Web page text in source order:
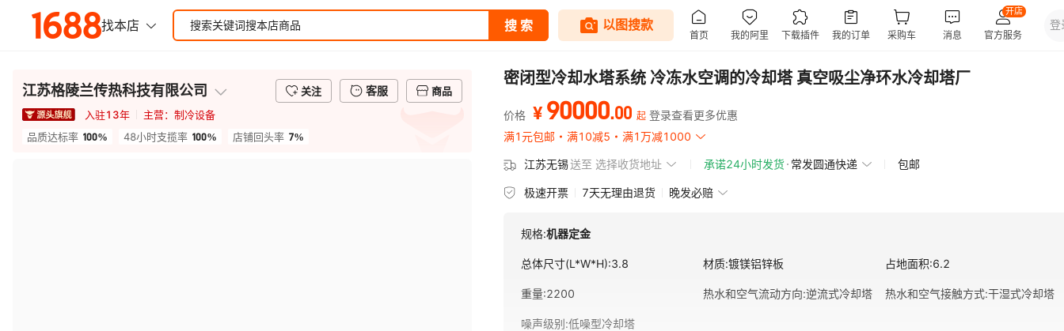
江苏格陵兰传热科技有限公司 关注 客服
商品
入驻13年 主营：制冷设备
品质达标率 100% 48小时支揽率 100% 店铺回头率 7%
密闭型冷却水塔系统 冷冻水空调的冷却塔 真空吸尘净环水冷却塔厂
价格 ¥ 90000.00 起 登录查看更多优惠
满1元包邮
满10减5 满1万减1000
江苏无锡送至 选择收货地址 承诺24小时发货 常发圆通快递 包邮
极速开票 7天无理由退货 晚发必赔
规格:机器定金
总体尺寸(L*W*H):3.8 材质:镀镁铝锌板 占地面积:6.2
重量:2200 热水和空气流动方向:逆流式冷却塔 热水和空气接触方式:干湿式冷却塔
噪声级别:低噪型冷却塔